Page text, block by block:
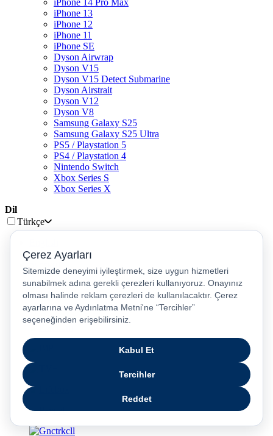
iPhone 13
iPhone 12
iPhone 11
iPhone SE
Dyson Airwrap
Dyson V15
Dyson V15 Detect Submarine
Dyson Airstrait
Dyson V12
Dyson V8
Samsung Galaxy S25
Samsung Galaxy S25 Ultra
PS5 / Playstation 5
PS4 / Playstation 4
Nintendo Switch
Xbox Series S
Xbox Series X
Dil
Türkçe
عربى